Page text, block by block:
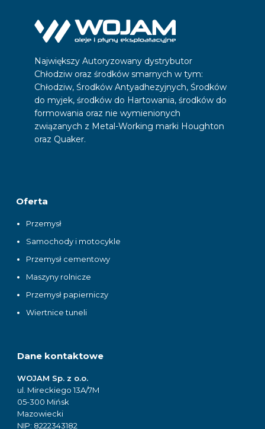
Największy Autoryzowany dystrybutor
Chłodziw oraz środków smarnych w tym:
Chłodziw, Środków Antyadhezyjnych, Środków
do myjek, środków do Hartowania, środków do
formowania oraz nie wymienionych
związanych z Metal-Working marki Houghton
oraz Quaker.
Oferta
Przemysł
Samochody i motocykle
Przemysł cementowy
Maszyny rolnicze
Przemysł papierniczy
Wiertnice tuneli
Dane kontaktowe
WOJAM Sp. z o.o.
ul. Mireckiego 13A/7M
05-300 Mińsk
Mazowiecki
NIP: 8222343182